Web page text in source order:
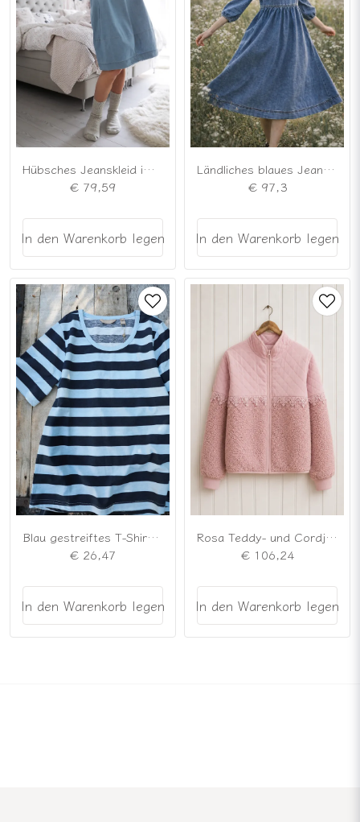
Hübsches Jeanskleid im Landhausstil, hellblau
€ 79,59
In den Warenkorb legen
Ländliches blaues Jeanskleid mit Taschen
€ 97,3
In den Warenkorb legen
Blau gestreiftes T-Shirt aus Baumwolle
€ 26,47
In den Warenkorb legen
Rosa Teddy- und Cordjacke mit Spitzenverzierungen
€ 106,24
In den Warenkorb legen